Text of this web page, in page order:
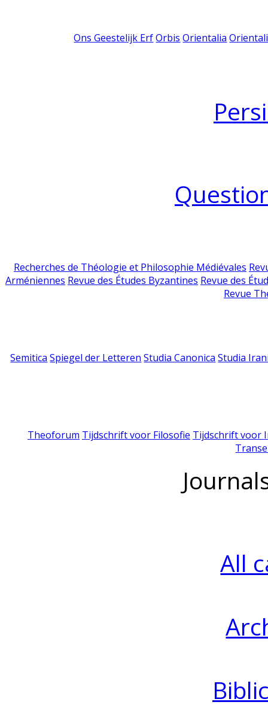
Ons Geestelijk Erf Orbis Orientalia
Recherches de Théologie et Philosophie Médiévales
Arméniennes Revue des Études Byzantines Revue des
Revue
Semitica Spiegel der Letteren Studia Canonica Studia
Theoforum Tijdschrift voor Filosofie Tijdschrift voor
All